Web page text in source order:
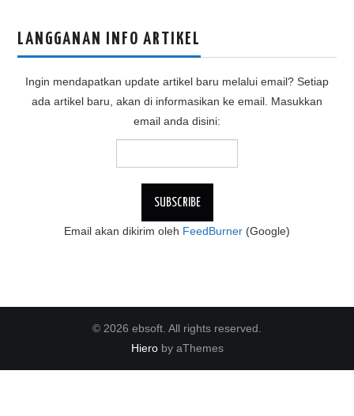
LANGGANAN INFO ARTIKEL
Ingin mendapatkan update artikel baru melalui email? Setiap
ada artikel baru, akan di informasikan ke email. Masukkan
email anda disini:
Email akan dikirim oleh FeedBurner (Google)
© 2026 ebsoft. All rights reserved.
Hieroby aThemes